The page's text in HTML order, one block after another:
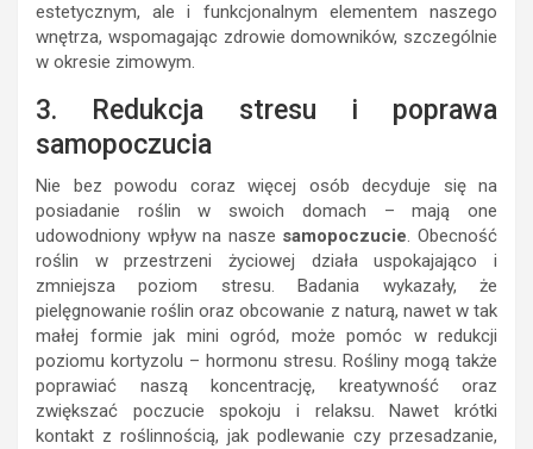
estetycznym, ale i funkcjonalnym elementem naszego
wnętrza, wspomagając zdrowie domowników, szczególnie
w okresie zimowym.
3. Redukcja stresu i poprawa
samopoczucia
Nie bez powodu coraz więcej osób decyduje się na
posiadanie roślin w swoich domach – mają one
udowodniony wpływ na nasze samopoczucie. Obecność
roślin w przestrzeni życiowej działa uspokajająco i
zmniejsza poziom stresu. Badania wykazały, że
pielęgnowanie roślin oraz obcowanie z naturą, nawet w tak
małej formie jak mini ogród, może pomóc w redukcji
poziomu kortyzolu – hormonu stresu. Rośliny mogą także
poprawiać naszą koncentrację, kreatywność oraz
zwiększać poczucie spokoju i relaksu. Nawet krótki
kontakt z roślinnością, jak podlewanie czy przesadzanie,